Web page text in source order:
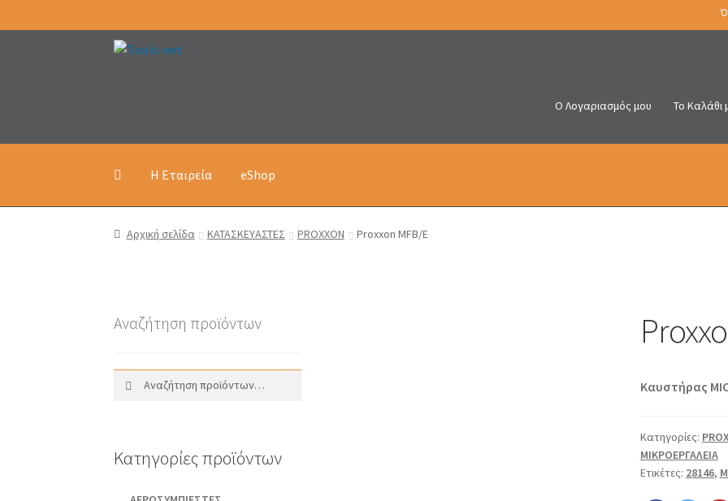
Ο Λογαριασμός μου Το Καλάθι
Η Εταιρεία eShop
Αρχική σελίδα ΚΑΤΑΣΚΕΥΑΣΤΕΣ PROXXON Proxxon MFB/E
Καυστήρας
Κατηγορίες:
ΜΙΚΡΟΕΡΓΑΛΕΙΑ
Ετικέτες: 28146,
Αναζήτηση προϊόντων
Αναζήτηση
Αναζήτηση
Κατηγορίες προϊόντων